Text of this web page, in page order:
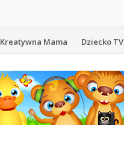
Kreatywna Mama Dziecko TV